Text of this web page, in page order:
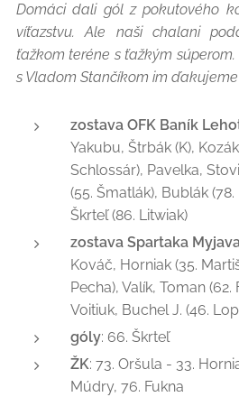
Domáci dali gól z pokutového
víťazstvu. Ale naši chalani
ťažkom teréne s ťažkým
s Vladom Stančíkom im
zostava OFK Baník
Yakubu, Štrbák (K),
Schlossár), Pavelka,
(55. Šmatlák), Bublák
Škrteľ (86. Litwiak)
zostava Spartaka
Kováč, Horniak (35.
Pecha), Valík, Toman (62.
Voitiuk, Buchel J. (46.
góly: 66. Škrteľ
ŽK: 73. Oršula - 33.
Múdry, 76. Fukna